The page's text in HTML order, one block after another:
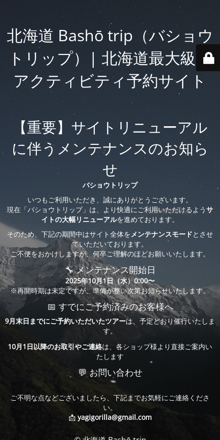
北海道 Bashō trip（バショウ
トリップ）| 北海道最大級の
アクティビティ予約サイト
【重要】サイトリニューアル
に伴うメンテナンスのお知ら
せ
バショウトリップ
いつもご利用いただき、誠にありがとうございます。
現在「バショウトリップ」は、より快適にご利用いただけるようサ
イトの大幅リニューアルを進めております。
そのため、下記の期間中はサイト全体をメンテナンスモードとさせ
ていただいております。
ご不便をおかけしますが、何卒ご理解のほどお願いいたします。
🔧 メンテナンス開始日
2025年10月1日（水）0:00〜
※再開時期は未定ですが、準備が整い次第お知らせいたします。
📅 すでにご予約済みのお客様へ
9月末日までにご予約いただいたツアーは、予定どおり催行いたしま
す。
10月1日以降のお取引やご連絡は、各ショップ様より直接ご案内い
たします
💬 お問い合わせ
ご不明な点などございましたら、下記までお気軽にご連絡くださ
い。
📩 yagigorilla@gmail.com